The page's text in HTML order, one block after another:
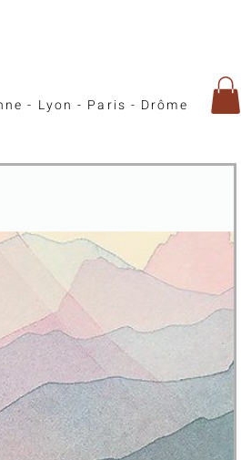
- Lyon - Paris - Drôme